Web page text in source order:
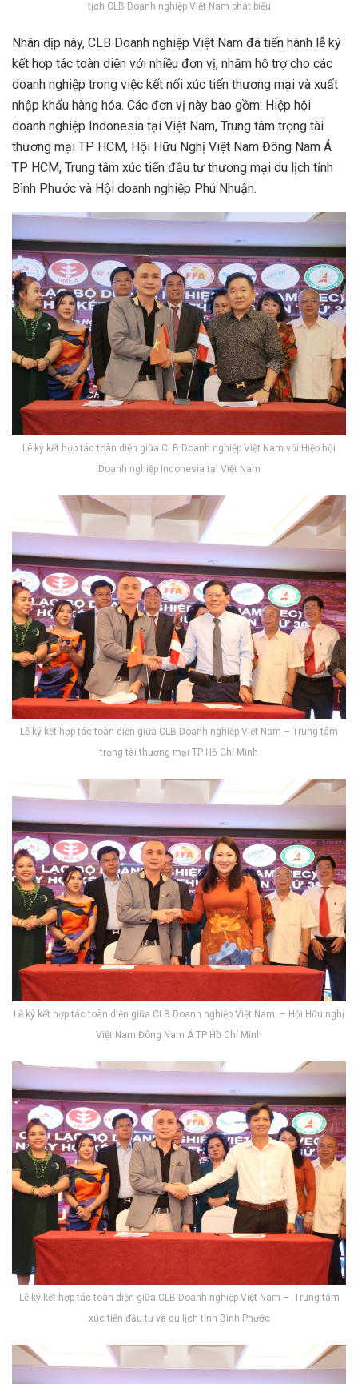
tịch CLB Doanh nghiệp Việt Nam phát biểu
Nhân dịp này, CLB Doanh nghiệp Việt Nam đã tiến hành lễ ký
kết hợp tác toàn diện với nhiều đơn vị, nhằm hỗ trợ cho các
doanh nghiệp trong việc kết nối xúc tiến thương mại và xuất
nhập khẩu hàng hóa. Các đơn vị này bao gồm: Hiệp hội
doanh nghiệp Indonesia tại Việt Nam, Trung tâm trọng tài
thương mại TP HCM, Hội Hữu Nghị Việt Nam Đông Nam Á
TP HCM, Trung tâm xúc tiến đầu tư thương mại du lịch tỉnh
Bình Phước và Hội doanh nghiệp Phú Nhuận.
Lễ ký kết hợp tác toàn diện giữa CLB Doanh nghiệp Việt Nam với Hiệp hội
Doanh nghiệp Indonesia tại Việt Nam
Lễ ký kết hợp tác toàn diện giữa CLB Doanh nghiệp Việt Nam – Trung tâm
trọng tài thương mại TP Hồ Chí Minh
Lễ ký kết hợp tác toàn diện giữa CLB Doanh nghiệp Việt Nam – Hội Hữu nghị
Việt Nam Đông Nam Á TP Hồ Chí Minh
Lễ ký kết hợp tác toàn diện giữa CLB Doanh nghiệp Việt Nam – Trung tâm
xúc tiến đầu tư và du lịch tỉnh Bình Phước